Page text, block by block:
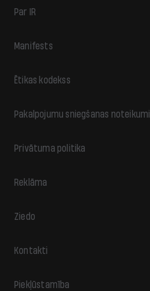
Par IR
Manifests
Ētikas kodekss
Pakalpojumu sniegšanas noteikumi
Privātuma politika
Reklāma
Ziedo
Kontakti
Piekļūstamība